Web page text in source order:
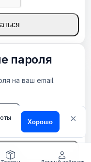
Хорошо ×
пароля
на ваш email.